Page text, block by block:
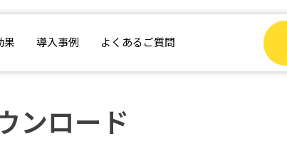
果 導入事例 よくあるご質問
ンロード